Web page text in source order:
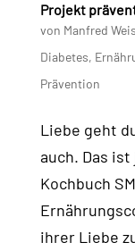
Projekt
von Manfred
Diabetes,
Prävention
Liebe geht
auch. Das
Kochbuch
ihrer Liebe